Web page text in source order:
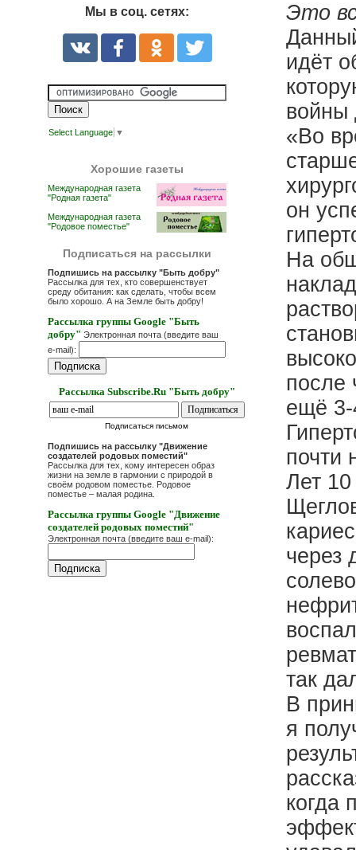
Мы в соц. сетях:
Select Language ▼
Хорошие газеты
Международная газета
"Родная газета"
Международная газета
"Родовое поместье"
Подписаться на рассылки
Подпишись на рассылку "Быть добру"
Рассылка для тех, кто совершенствует
среду обитания: как сделать, чтобы всем
было хорошо. А на Земле быть добру!
Рассылка группы Google "Быть
добру" Электронная почта (введите ваш
e-mail):
Рассылка Subscribe.Ru "Быть добру"
Подписаться письмом
Подпишись на рассылку "Движение
создателей родовых поместий"
Рассылка для тех, кому интересен образ
жизни на земле в гармонии с природой в
своём родовом поместье. Родовое
поместье – малая родина.
Рассылка группы Google "Движение
создателей родовых поместий"
Электронная почта (введите ваш e-mail):
Это
идёт
войны
«Во
он
На
после
ещё 3-
почти
Лет
через
так
В
я
когда